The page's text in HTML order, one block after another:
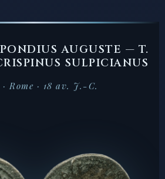
AUGUSTE — T.
SULPICIANUS
Rome · 18 av. J.-C.